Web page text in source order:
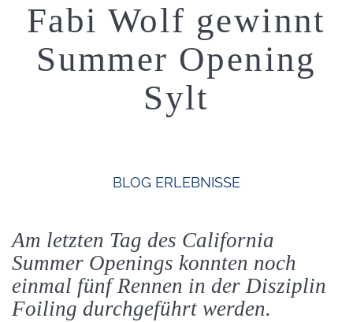
Fabi Wolf gewinnt
Summer Opening
Sylt
BLOG ERLEBNISSE
Am letzten Tag des California
Summer Openings konnten noch
einmal fünf Rennen in der Disziplin
Foiling durchgeführt werden.